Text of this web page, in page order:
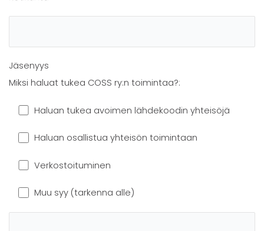
Jäsenyys
Miksi haluat tukea COSS ry:n toimintaa?:
Haluan tukea avoimen lähdekoodin yhteisöjä
Haluan osallistua yhteisön toimintaan
Verkostoituminen
Muu syy (tarkenna alle)